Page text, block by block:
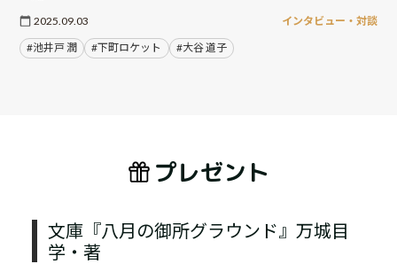
2025.09.03 インタビュー・対談
#池井戸 潤 #下町ロケット #大谷 道子
プレゼント
文庫『八月の御所グラウンド』万城目
学・著